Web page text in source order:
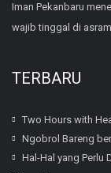
Iman Pekanbaru
wajib tinggal di
TERBARU
Two Hours with
Ngobrol Bareng
Hal-Hal yang Perlu